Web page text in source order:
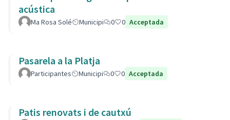
acústica
Ma Rosa Solé Municipi 0 0 Acceptada
Pasarela a la Platja
Participantes Municipi 0 0 Acceptada
Patis renovats i de cautxú